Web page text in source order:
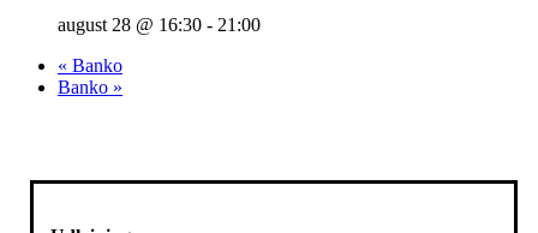
august 28 @ 16:30 - 21:00
« Banko
Banko »